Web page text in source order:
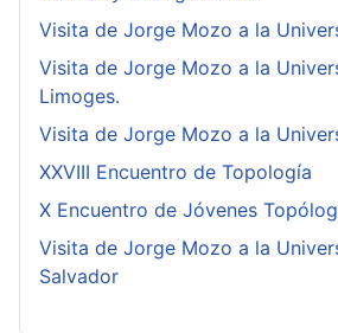
Visita de Jorge Mozo a la
Visita de Jorge Mozo a la
Limoges.
Visita de Jorge Mozo a la
XXVIII Encuentro de Topología
X Encuentro de Jóvenes
Visita de Jorge Mozo a la
Salvador